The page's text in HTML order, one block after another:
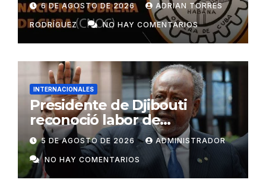
6 DE AGOSTO DE 2026 ADRIAN TORRES
RODRÍGUEZ NO HAY COMENTARIOS
INTERNACIONALES
Presidente de Djibouti
reconoció labor de
colaboradores de Cuba
5 DE AGOSTO DE 2026 ADMINISTRADOR
NO HAY COMENTARIOS